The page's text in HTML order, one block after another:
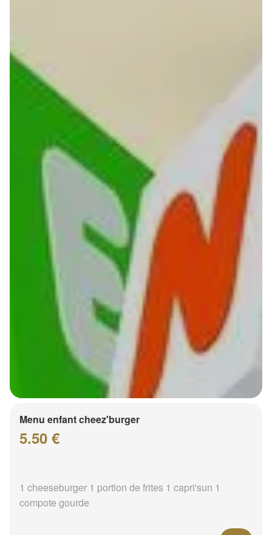
Menu enfant cheez'burger
5.50 €
1 cheeseburger 1 portion de frites 1 capri'sun 1
compote gourde